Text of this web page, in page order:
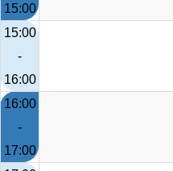
15:00
15:00
-
16:00
16:00
-
17:00